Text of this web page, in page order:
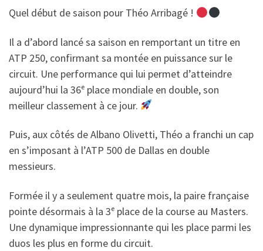
Quel début de saison pour Théo Arribagé !
Il a d’abord lancé sa saison en remportant un titre en
ATP 250, confirmant sa montée en puissance sur le
circuit. Une performance qui lui permet d’atteindre
aujourd’hui la 36ᵉ place mondiale en double, son
meilleur classement à ce jour.
Puis, aux côtés de Albano Olivetti, Théo a franchi un cap
en s’imposant à l’ATP 500 de Dallas en double
messieurs.
Formée il y a seulement quatre mois, la paire française
pointe désormais à la 3ᵉ place de la course au Masters.
Une dynamique impressionnante qui les place parmi les
duos les plus en forme du circuit.